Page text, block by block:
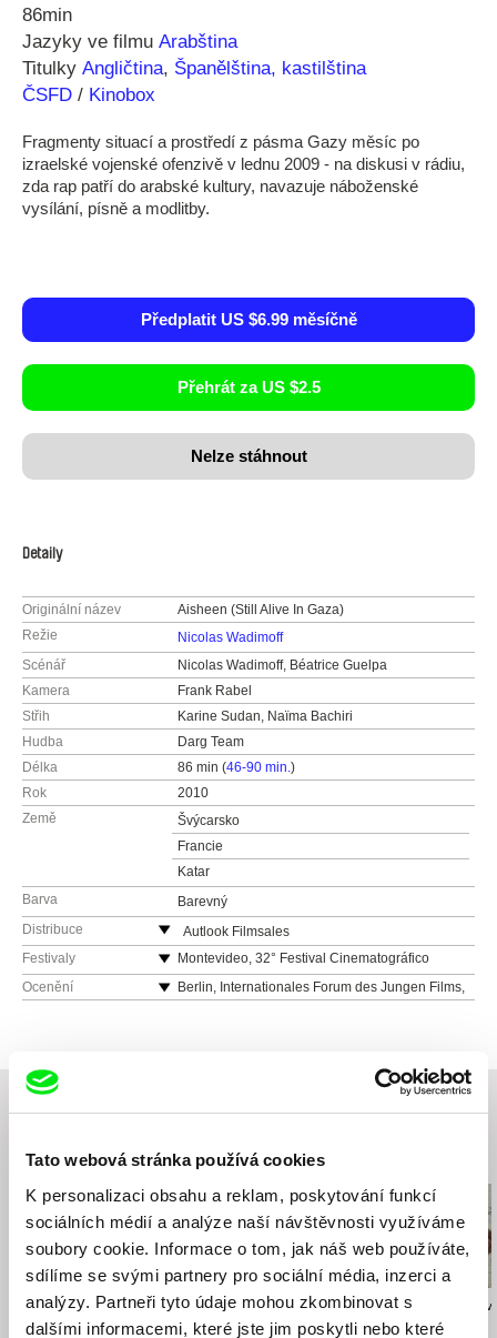
Tato webová stránka používá cookies
K personalizaci obsahu a reklam, poskytování funkcí
sociálních médií a analýze naší návštěvnosti využíváme
soubory cookie. Informace o tom, jak náš web používáte,
sdílíme se svými partnery pro sociální média, inzerci a
analýzy. Partneři tyto údaje mohou zkombinovat s
dalšími informacemi, které jste jim poskytli nebo které
86min
Jazyky ve filmu Arabština
Titulky Angličtina, Španělština, kastilština
ČSFD / Kinobox
Fragmenty situací a prostředí z pásma Gazy měsíc po
izraelské vojenské ofenzivě v lednu 2009 - na diskusi v rádiu,
zda rap patří do arabské kultury, navazuje náboženské
vysílání, písně a modlitby.
Předplatit US $6.99 měsíčně
Přehrát za US $2.5
Nelze stáhnout
Detaily
Originální název
Aisheen (Still Alive In Gaza)
Režie
Nicolas Wadimoff
Scénář
Nicolas Wadimoff, Béatrice Guelpa
Kamera
Frank Rabel
Střih
Karine Sudan, Naïma Bachiri
Hudba
Darg Team
Délka
86 min (46-90 min.)
Rok
2010
Země
Švýcarsko
Francie
Katar
Barva
Barevný
Distribuce
Autlook Filmsales
Rakousko
web: http://www.autlookfilms.com/
Festivaly
Montevideo, 32° Festival Cinematográfico
internacional del Uruguay Montevideo
Prizren, 10. Dokufest International Documentary
internacional del Uruguay Montevideo,
Buenos Aires, 13° Buenos Aires Festival
Solothurn, 46. Solothurner Filmtage
Montréal, Québec, 13e RIDM Rencontres
internationales du documentaire de Montréal,
Competition
Copenhagen, 8th CPH:DOX International
Documentary Film Festival Copenhagen
Jihlava, 14th Jihlava International Documentary
Ocenění
Berlin, Internationales Forum des Jungen Films,
Nyon, Visions du Réel, Prix "Buyens-Chagoll"
Související filmy (20)
Eyal Sivan
AQABAT-JABER, Peace
Sean McAllister
Pianista z Bagdádu
Viktor
Tishe!